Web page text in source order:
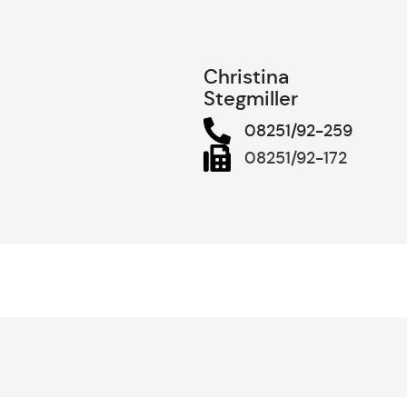
Christina
Stegmiller
08251/92-259
08251/92-172